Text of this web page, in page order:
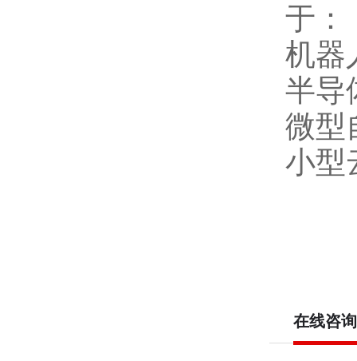
于：
机器
半导
微型
小型
在线咨询